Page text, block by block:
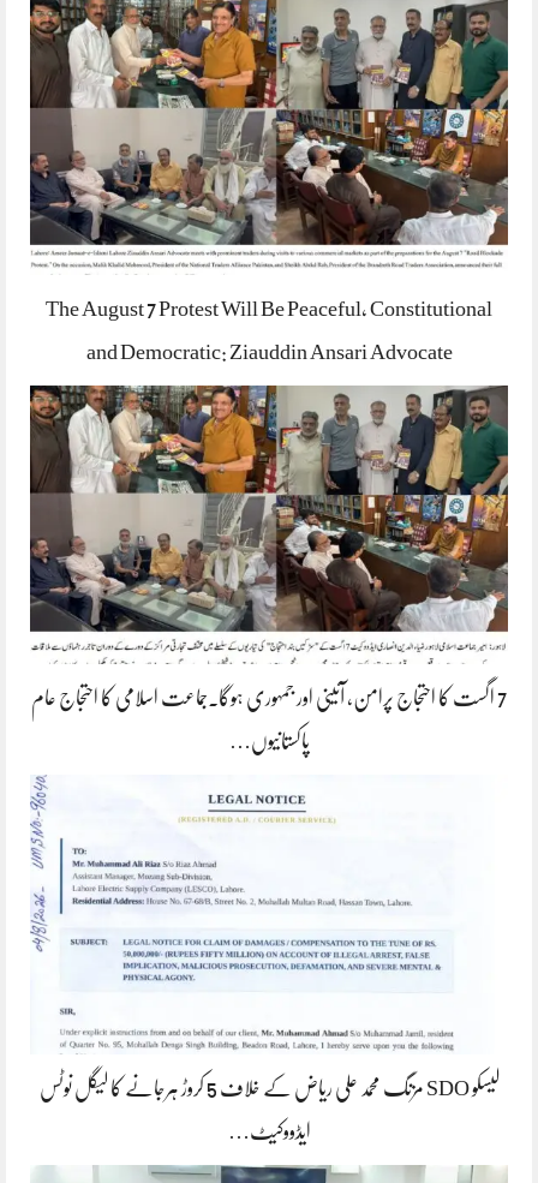
The August 7 Protest Will Be Peaceful, Constitutional
and Democratic: Ziauddin Ansari Advocate
7 اگست کا احتجاج پرامن، آئینی اور جمہوری ہوگا۔جماعت اسلامی کا احتجاج عام
پاکستانیوں…
لیسکو SDO مزنگ محمد علی ریاض کے خلاف 5 کروڑ ہرجانے کا لیگل نوٹس
ایڈووکیٹ…